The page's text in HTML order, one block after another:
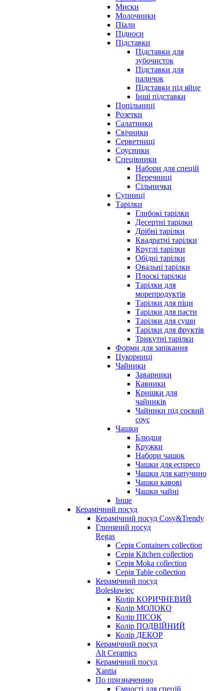
Миски
Молочники
Піали
Підноси
Підставки
Підставки для
зубочисток
Підставки для
паличок
Підставки під яйце
Інші підставки
Попільниці
Розетки
Салатники
Свічники
Серветниці
Соусники
Спецівники
Набори для спецій
Перечниці
Сільнички
Супниці
Тарілки
Глибокі тарілки
Десертні тарілки
Дрібні тарілки
Квадратні тарілки
Круглі тарілки
Обідні тарілки
Овальні тарілки
Плоскі тарілки
Тарілки для
морепродуктів
Тарілки для піци
Тарілки для пасти
Тарілки для суши
Тарілки для фруктів
Трикутні тарілки
Форми для запікання
Цукорниці
Чайники
Заварники
Кавники
Кришки для
чайників
Чайники під соєвий
соус
Чашки
Блюдця
Кружки
Набори чашок
Чашки для еспресо
Чашки для капучино
Чашки кавові
Чашки чайні
Інше
Керамічний посуд
Керамічний посуд Cosy&Trendy
Глиняний посуд
Regas
Серія Containers collection
Серія Kitchen collection
Серія Moka collection
Серія Table collection
Керамічний посуд
Bolesławiec
Колір КОРИЧНЕВИЙ
Колір МОЛОКО
Колір ПІСОК
Колір ПОДВІЙНИЙ
Колір ДЕКОР
Керамічний посуд
Alt Ceramics
Керамічний посуд
Xantia
По призначенню
Ємності для спецій